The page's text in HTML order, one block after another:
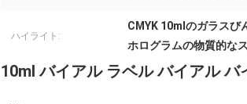
ハイライト:
CMYK 10mlのガラスび
ホログラムの物質的な
10ml バイアル ラベル バイアル